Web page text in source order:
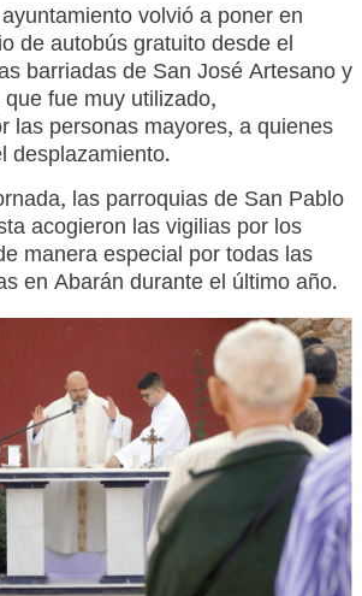
volvió a poner en
de autobús gratuito desde el
barriadas de San José Artesano y
fue muy utilizado,
las personas mayores, a quienes
desplazamiento.
las parroquias de San Pablo
acogieron las vigilias por los
manera especial por todas las
en Abarán durante el último año.